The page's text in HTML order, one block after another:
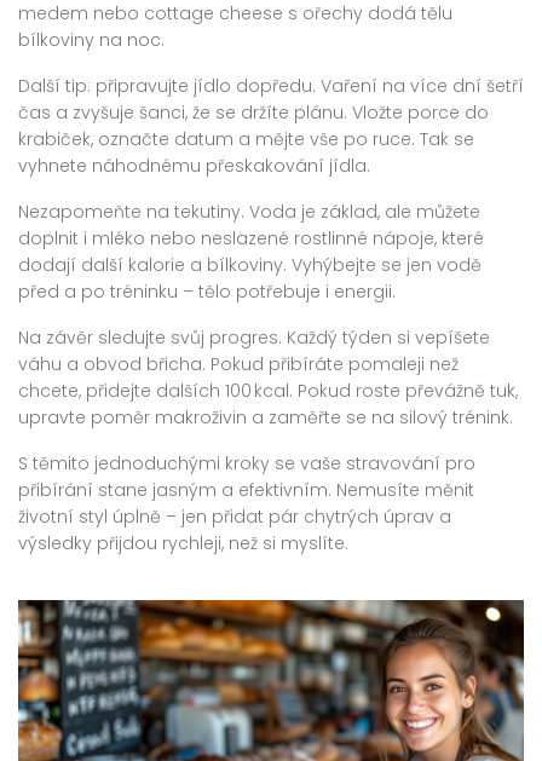
medem nebo cottage cheese s ořechy dodá tělu
bílkoviny na noc.
Další tip: připravujte jídlo dopředu. Vaření na více dní šetří
čas a zvyšuje šanci, že se držíte plánu. Vložte porce do
krabiček, označte datum a mějte vše po ruce. Tak se
vyhnete náhodnému přeskakování jídla.
Nezapomeňte na tekutiny. Voda je základ, ale můžete
doplnit i mléko nebo neslazené rostlinné nápoje, které
dodají další kalorie a bílkoviny. Vyhýbejte se jen vodě
před a po tréninku – tělo potřebuje i energii.
Na závěr sledujte svůj progres. Každý týden si vepíšete
váhu a obvod břicha. Pokud přibíráte pomaleji než
chcete, přidejte dalších 100 kcal. Pokud roste převážně tuk,
upravte poměr makroživin a zaměřte se na silový trénink.
S těmito jednoduchými kroky se vaše stravování pro
přibírání stane jasným a efektivním. Nemusíte měnit
životní styl úplně – jen přidat pár chytrých úprav a
výsledky přijdou rychleji, než si myslíte.